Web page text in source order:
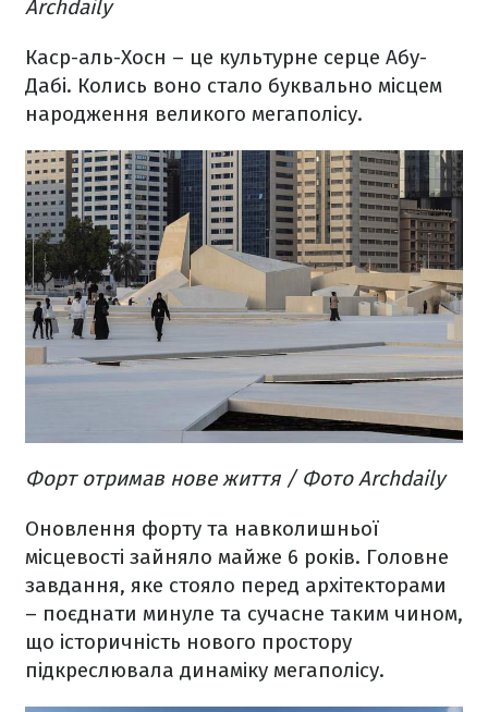
Archdaily
Каср-аль-Хосн – це культурне серце Абу-
Дабі. Колись воно стало буквально місцем
народження великого мегаполісу.
Форт отримав нове життя / Фото Archdaily
Оновлення форту та навколишньої
місцевості зайняло майже 6 років. Головне
завдання, яке стояло перед архітекторами
– поєднати минуле та сучасне таким чином,
що історичність нового простору
підкреслювала динаміку мегаполісу.